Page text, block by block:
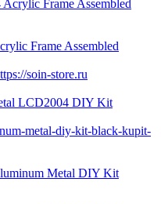
Frame Assembled
LCD2004 DIY Kit
Metal DIY Kit